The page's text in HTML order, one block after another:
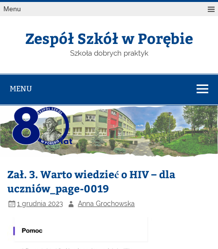
Menu
Zespół Szkół w Porębie
Szkoła dobrych praktyk
MENU
Zał. 3. Warto wiedzieć o HIV – dla
uczniów_page-0019
1 grudnia 2023 Anna Grochowska